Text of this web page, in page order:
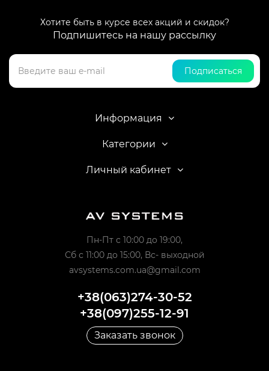
Хотите быть в курсе всех акций и скидок?
Подпишитесь на нашу рассылку
Подписаться
Информация
Категории
Личный кабинет
Пн-Пт с 10:00 до 19:00,
Сб с 11:00 до 15:00, Вс- выходной
avsystems.com.ua@gmail.com
+38(063)274-30-52
+38(097)255-12-91
Заказать звонок